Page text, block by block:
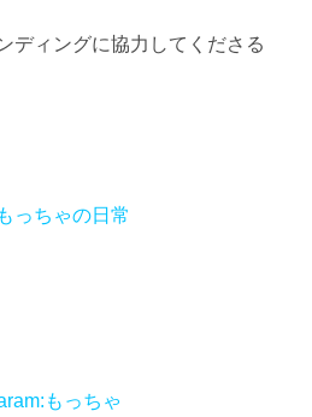
ディングに協力してくださる
っちゃの日常
もっちゃ